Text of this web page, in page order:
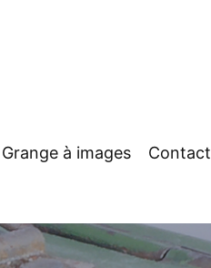
à images Contact